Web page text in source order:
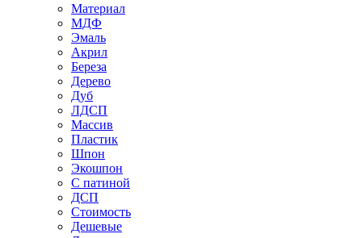
Материал
МДФ
Эмаль
Акрил
Береза
Дерево
Дуб
ЛДСП
Массив
Пластик
Шпон
Экошпон
С патиной
ДСП
Стоимость
Дешевые